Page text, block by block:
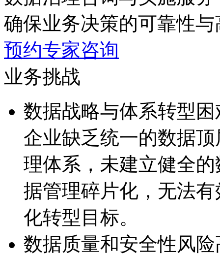
确保业务决策的可靠性与
预约专家咨询
业务挑战
数据战略与体系转型困
企业缺乏统一的数据
理体系，未建立健全
据管理碎片化，无
化转型目标。
数据质量和安全性风险